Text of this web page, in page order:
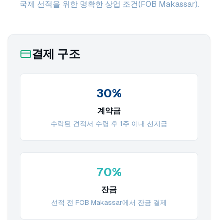
국제 선적을 위한 명확한 상업 조건(FOB Makassar).
결제 구조
30%
계약금
수락된 견적서 수령 후 1주 이내 선지급
70%
잔금
선적 전 FOB Makassar에서 잔금 결제